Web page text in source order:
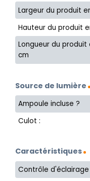
Largeur du produit
Hauteur du produit
Longueur du produit
cm
Source de lumière
Ampoule incluse ?
Culot :
Caractéristiques
Contrôle d'éclairage